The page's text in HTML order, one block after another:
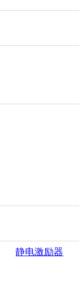
静电激励器